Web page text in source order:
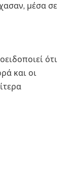
μέσα σε
ότι
και οι